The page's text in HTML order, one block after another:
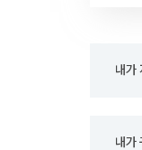
내가
내가